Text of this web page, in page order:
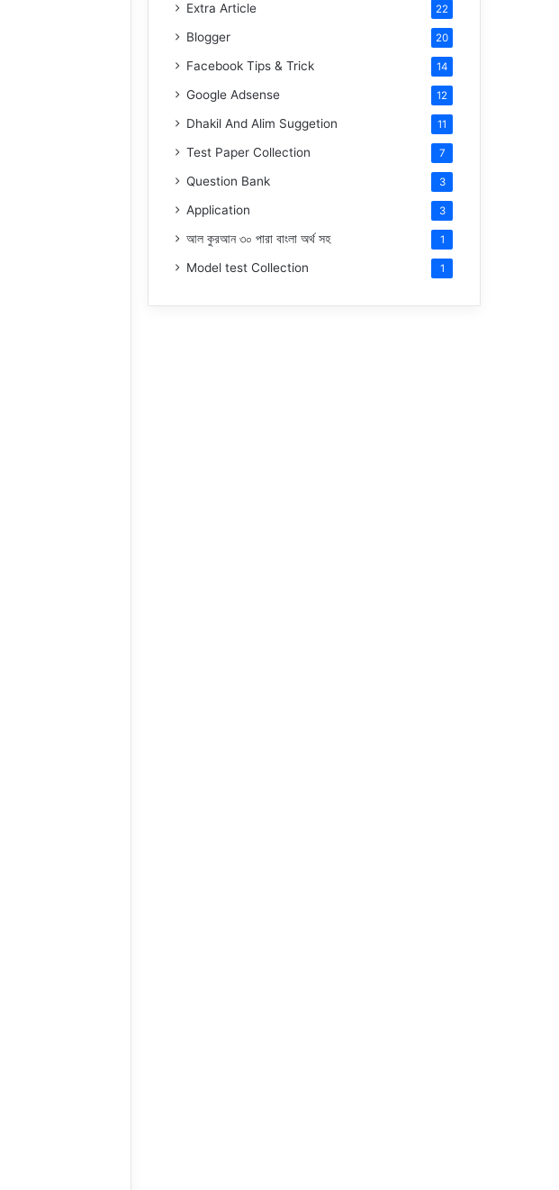
Extra Article 22
Blogger 20
Facebook Tips & Trick 14
Google Adsense 12
Dhakil And Alim Suggetion 11
Test Paper Collection 7
Question Bank 3
Application 3
আল কুরআন ৩০ পারা বাংলা অর্থ সহ 1
Model test Collection 1